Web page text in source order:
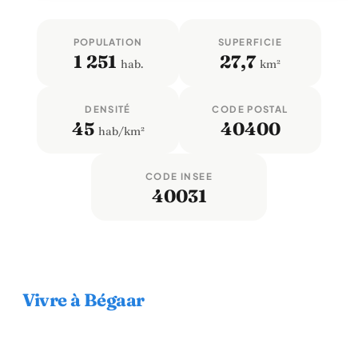
POPULATION
1 251 hab.
SUPERFICIE
27,7 km²
DENSITÉ
45 hab/km²
CODE POSTAL
40400
CODE INSEE
40031
Vivre à Bégaar